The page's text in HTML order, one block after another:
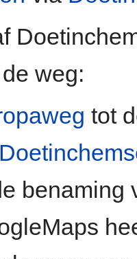
weg:
tot
benaming